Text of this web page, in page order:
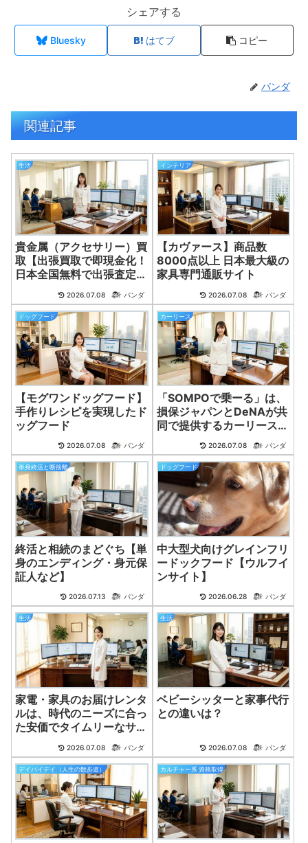
シェアする
Bluesky はてブ コピー
パンダ
関連記事
生活
貴金属（アクセサリー）買
取【出張買取で即現金化！
日本全国無料で出張査定】
2026.07.08 パンダ
インテリア
【カヴァース】商品数
8000点以上 日本最大級の
家具専門通販サイト
2026.07.08 パンダ
ドッグフード
【モグワンドッグフード】
手作りレシピを実現したド
ッグフード
2026.07.08 パンダ
カーリース
「SOMPOで乗ーる」は、
損保ジャパンとDeNAが共
同で提供するカーリースサ
2026.07.08 パンダ
単身終活と断捨離
終活と相続のまどぐち【単
身のエンディング・身元保
証人など】
2026.07.13 パンダ
ドッグフード
中大型犬向けグレインフリ
ードックフード【ウルフイ
ンサイト】
2026.06.28 パンダ
生活
家電・家具のお届けレンタ
ルは、時代のニーズに合っ
た安価でタイムリーなサー
2026.07.08 パンダ
生活
ベビーシッターと家事代行
との違いは？
2026.07.08 パンダ
デイバイデイ（人生の散歩道） カルチャー系 資格取得